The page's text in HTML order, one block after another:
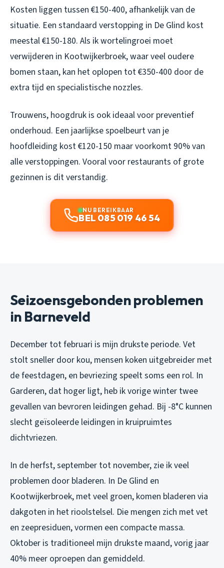
Kosten liggen tussen €150-400, afhankelijk van de
situatie. Een standaard verstopping in De Glind kost
meestal €150-180. Als ik wortelingroei moet
verwijderen in Kootwijkerbroek, waar veel oudere
bomen staan, kan het oplopen tot €350-400 door de
extra tijd en specialistische nozzles.
Trouwens, hoogdruk is ook ideaal voor preventief
onderhoud. Een jaarlijkse spoelbeurt van je
hoofdleiding kost €120-150 maar voorkomt 90% van
alle verstoppingen. Vooral voor restaurants of grote
gezinnen is dit verstandig.
NU BEREIKBAAR
BEL 085 019 46 54
Seizoensgebonden problemen
in Barneveld
December tot februari is mijn drukste periode. Vet
stolt sneller door kou, mensen koken uitgebreider met
de feestdagen, en bevriezing speelt soms een rol. In
Garderen, dat hoger ligt, heb ik vorige winter twee
gevallen van bevroren leidingen gehad. Bij -8°C kunnen
slecht geïsoleerde leidingen in kruipruimtes
dichtvriezen.
In de herfst, september tot november, zie ik veel
problemen door bladeren. In De Glind en
Kootwijkerbroek, met veel groen, komen bladeren via
dakgoten in het rioolstelsel. Die mengen zich met vet
en zeepresiduen, vormen een compacte massa.
Oktober is traditioneel mijn drukste maand, vorig jaar
40% meer oproepen dan gemiddeld.